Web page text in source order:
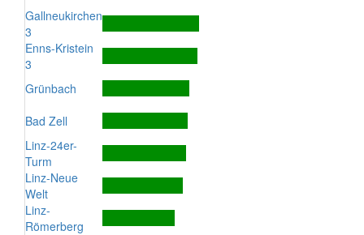
Gallneukirchen
3
Enns-Kristein
3
Grünbach
Bad Zell
Linz-24er-
Turm
Linz-Neue
Welt
Linz-
Römerberg